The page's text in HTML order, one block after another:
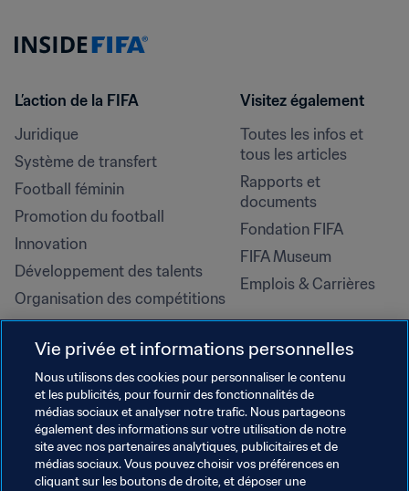
L’action de la FIFA
Juridique
Système de transfert
Football féminin
Promotion du football
Innovation
Développement des talents
Organisation des compétitions
Développement durable
Droits de l'homme et lutte contre
la discrimination
Santé et médical
Initiatives en matière de
formation
Visitez également
Toutes les infos et
tous les articles
Rapports et
documents
Fondation FIFA
FIFA Museum
Emplois & Carrières
Vie privée et informations personnelles
Nous utilisons des cookies pour personnaliser le contenu
et les publicités, pour fournir des fonctionnalités de
médias sociaux et analyser notre trafic. Nous partageons
également des informations sur votre utilisation de notre
site avec nos partenaires analytiques, publicitaires et de
médias sociaux. Vous pouvez choisir vos préférences en
cliquant sur les boutons de droite, et déposer une